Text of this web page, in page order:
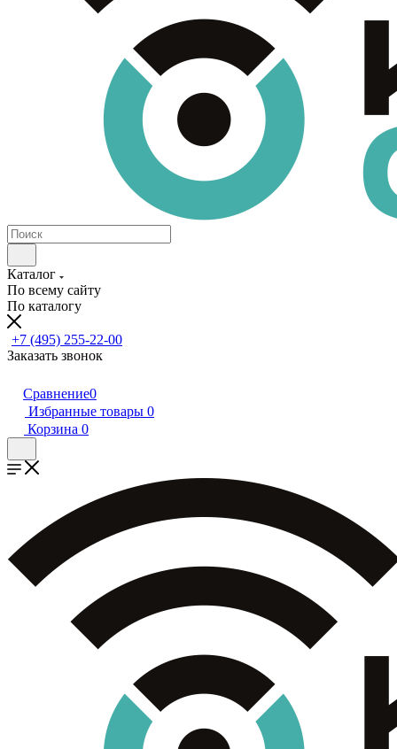
Каталог
По всему сайту
По каталогу
+7 (495) 255-22-00
Заказать звонок
Сравнение0
Избранные товары 0
Корзина 0